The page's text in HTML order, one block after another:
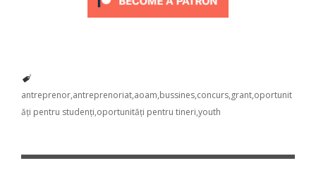
antreprenor antreprenoriat aoam bussines concurs grant oportunit
ăți pentru studenți oportunități pentru tineri youth